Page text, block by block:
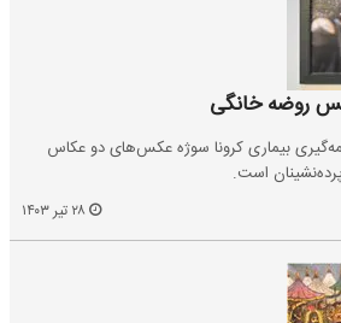
روضه خانگی
بیماری کرونا سوژه عکس‌های دو عکاس
است.